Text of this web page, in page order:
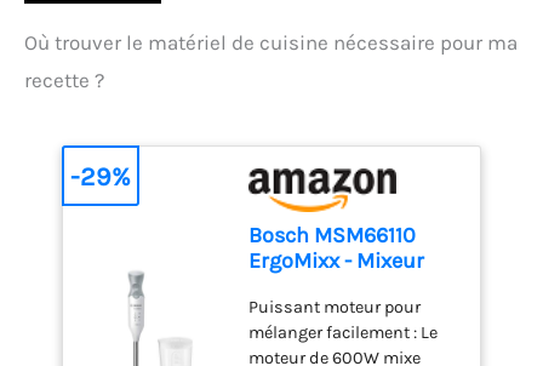
Où trouver le matériel de cuisine nécessaire pour ma
recette ?
Bosch MSM66110
ErgoMixx - Mixeur
Puissant moteur pour
mélanger facilement : Le
moteur de 600W mixe
-29%